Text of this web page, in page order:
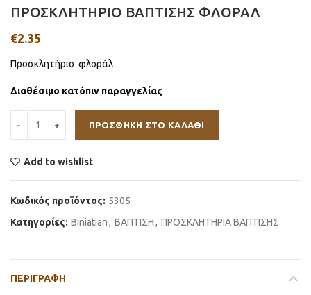
ΠΡΟΣΚΛΗΤΗΡΙΟ ΒΑΠΤΙΣΗΣ ΦΛΟΡΑΛ
€2.35
Προσκλητήριο φλοράλ
Διαθέσιμο κατόπιν παραγγελίας
ΠΡΟΣΘΉΚΗ ΣΤΟ ΚΑΛΆΘΙ
Add to wishlist
Κωδικός προϊόντος: 5305
Κατηγορίες: Βiniatian, ΒΑΠΤΙΣΗ, ΠΡΟΣΚΛΗΤΗΡΙΑ ΒΑΠΤΙΣΗΣ
ΠΕΡΙΓΡΑΦΉ